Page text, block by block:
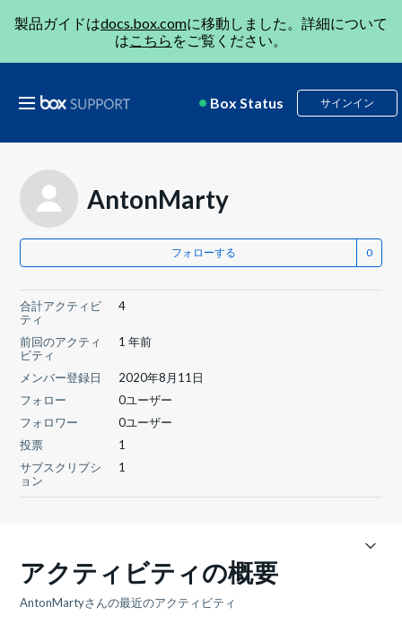
製品ガイドはdocs.box.comに移動しました。詳細について
はこちら をご覧ください。
Box Status サインイン
AntonMarty
フォローする
合計アクティビ
ティ
4
前回のアクティ
ビティ
1 年前
メンバー登録日
2020年8月11日
フォロー
0ユーザー
フォロワー
0ユーザー
投票
1
サブスクリプシ
ョン
1
アクティビティの概要
AntonMartyさんの最近のアクティビティ